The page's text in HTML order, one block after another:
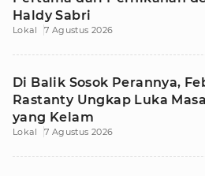
Haldy Sabri
Lokal 7 Agustus 2026
Di Balik Sosok Perannya,
Rastanty Ungkap Luka
yang Kelam
Lokal 7 Agustus 2026